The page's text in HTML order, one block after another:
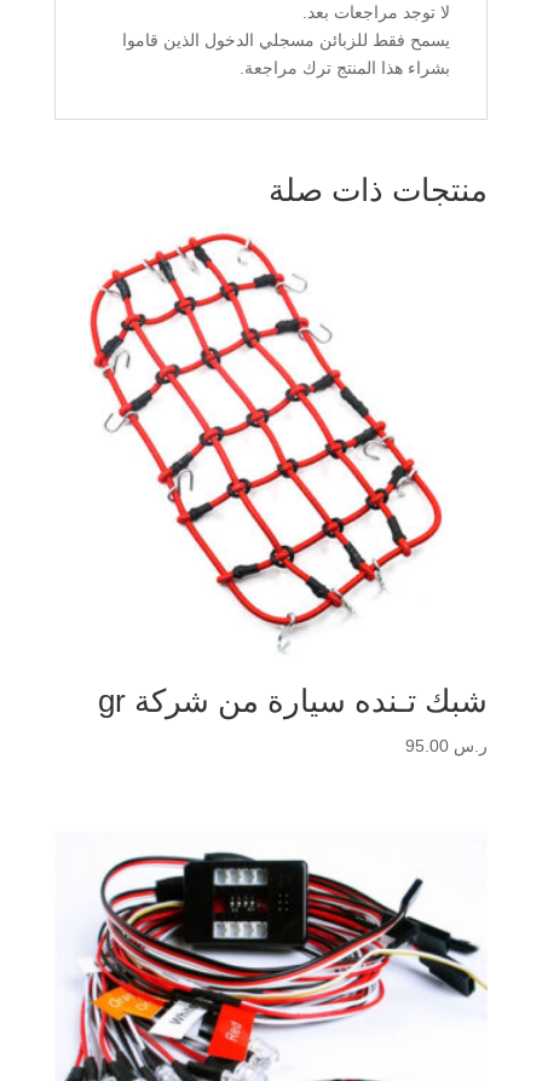
لا توجد مراجعات بعد.
يسمح فقط للزبائن مسجلي الدخول الذين قاموا
بشراء هذا المنتج ترك مراجعة.
منتجات ذات صلة
شبك تـنده سيارة من شركة gr
ر.س